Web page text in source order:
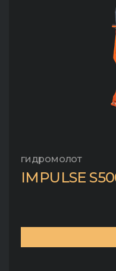
гидромолот
IMPULSE